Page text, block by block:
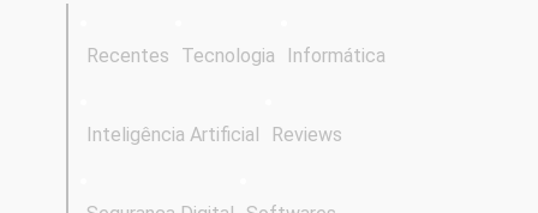
Recentes Tecnologia Informática
Inteligência Artificial Reviews